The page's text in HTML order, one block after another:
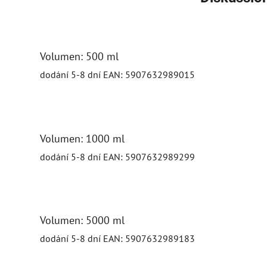
Volumen: 500 ml
dodání 5-8 dní EAN: 5907632989015
Volumen: 1000 ml
dodání 5-8 dní EAN: 5907632989299
Volumen: 5000 ml
dodání 5-8 dní EAN: 5907632989183